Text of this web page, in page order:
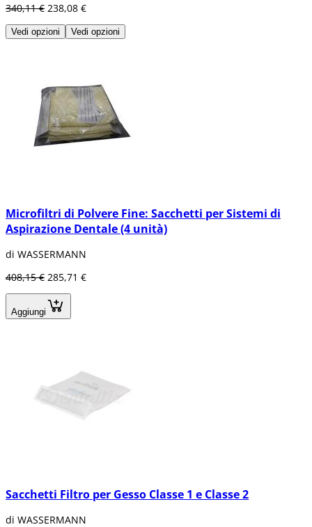
340,11 € 238,08 €
Vedi opzioni Vedi opzioni
Microfiltri di Polvere Fine: Sacchetti per Sistemi di
Aspirazione Dentale (4 unità)
di WASSERMANN
408,15 € 285,71 €
Aggiungi
Sacchetti Filtro per Gesso Classe 1 e Classe 2
di WASSERMANN